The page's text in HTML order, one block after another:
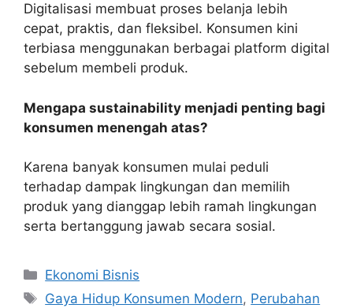
Digitalisasi membuat proses belanja lebih
cepat, praktis, dan fleksibel. Konsumen kini
terbiasa menggunakan berbagai platform digital
sebelum membeli produk.
Mengapa sustainability menjadi penting bagi
konsumen menengah atas?
Karena banyak konsumen mulai peduli
terhadap dampak lingkungan dan memilih
produk yang dianggap lebih ramah lingkungan
serta bertanggung jawab secara sosial.
Kategori
Ekonomi Bisnis
Tag
Gaya Hidup Konsumen Modern, Perubahan